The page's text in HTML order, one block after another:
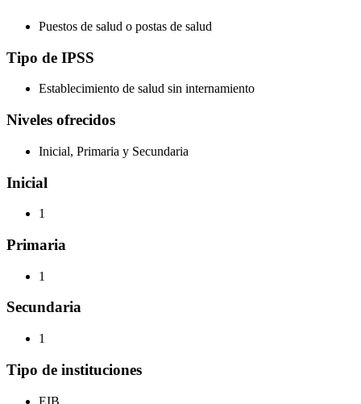
Puestos de salud o postas de salud
Tipo de IPSS
Establecimiento de salud sin internamiento
Niveles ofrecidos
Inicial, Primaria y Secundaria
Inicial
1
Primaria
1
Secundaria
1
Tipo de instituciones
EIB